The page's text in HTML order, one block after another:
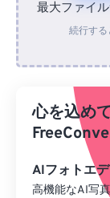
最大ファイ
続行する
心を込め
AIフォトエ
高機能なAI写